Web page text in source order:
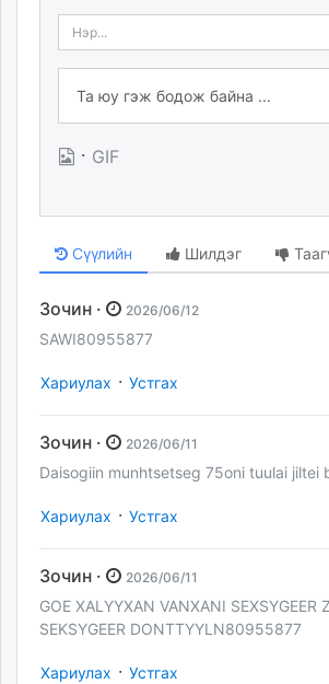
· GIF
Сүүлийн Шилдэг
Зочин · 2026/06/12
SAWI80955877
Хариулах · Устгах
Зочин · 2026/06/11
Daisogiin munhtsetseg 75oni tuulai jiltei
Хариулах · Устгах
Зочин · 2026/06/11
GOE XALYYXAN VANXANI SEXSYGEER
SEKSYGEER DONTTYYLN80955877
Хариулах · Устгах